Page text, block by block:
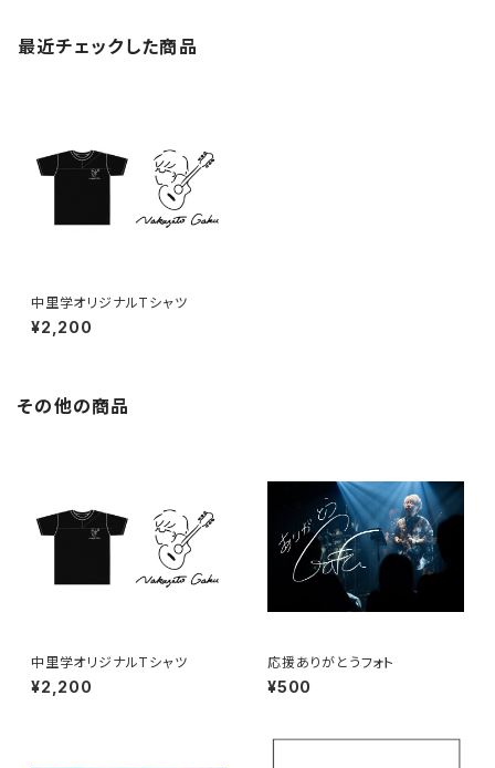
最近チェックした商品
中里学オリジナルTシャツ
¥2,200
その他の商品
中里学オリジナルTシャツ
¥2,200
応援ありがとうフォト
¥500